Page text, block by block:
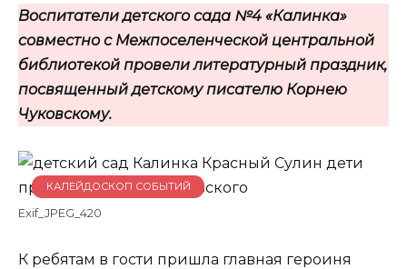
Воспитатели детского сада №4 «Калинка»
совместно с Межпоселенческой центральной
библиотекой провели литературный праздник,
посвященный детскому писателю Корнею
Чуковскому.
Exif_JPEG_420
КАЛЕЙДОСКОП СОБЫТИЙ
К ребятам в гости пришла главная героиня